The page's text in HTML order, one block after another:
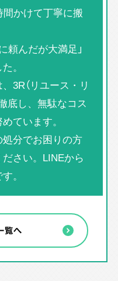
かけて丁寧に搬
頼んだが大満足」
。
3R（リユース・リ
底し、無駄なコス
ています。
分でお困りの方
さい。LINEから
。
覧へ